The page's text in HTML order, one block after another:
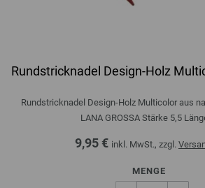
Rundstricknadel Design-Holz
Rundstricknadel Design-Holz Multicolor aus
LANA GROSSA Stärke 5,5
9,95 € inkl. MwSt., zzgl.
MENGE